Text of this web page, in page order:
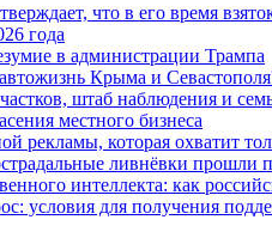
что в его время
года
в администрации Трампа
Крыма и
штаб наблюдения и
местного бизнеса
рекламы, которая охватит
ливнёвки прошли
интеллекта: как
условия для получения